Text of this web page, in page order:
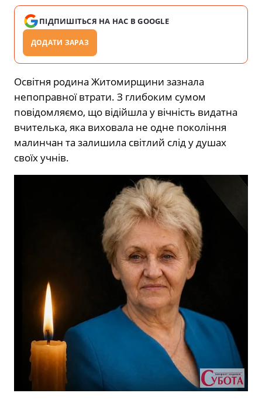
ПІДПИШІТЬСЯ НА НАС В GOOGLE
ДОДАТИ ЗАРАЗ
Освітня родина Житомирщини зазнала
непоправної втрати. З глибоким сумом
повідомляємо, що відійшла у вічність видатна
вчителька, яка виховала не одне покоління
малинчан та залишила світлий слід у душах
своїх учнів.